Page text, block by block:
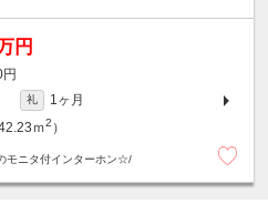
円
礼
1ヶ月
ｍ2 ）
モニタ付インターホン☆/